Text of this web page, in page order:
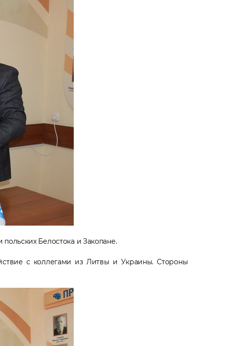
Белостока и Закопане.
с коллегами из Литвы и Украины. Стороны